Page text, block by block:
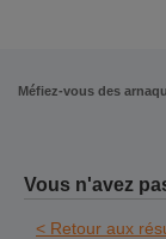
Méfiez-vous des
Vous n'avez
< Retour aux